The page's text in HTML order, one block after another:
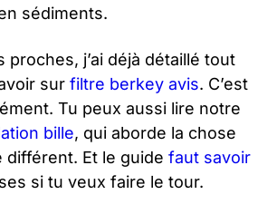
sédiments.
proches, j’ai déjà détaillé tout
sur filtre berkey avis. C’est
Tu peux aussi lire notre
bille, qui aborde la chose
différent. Et le guide faut savoir
si tu veux faire le tour.